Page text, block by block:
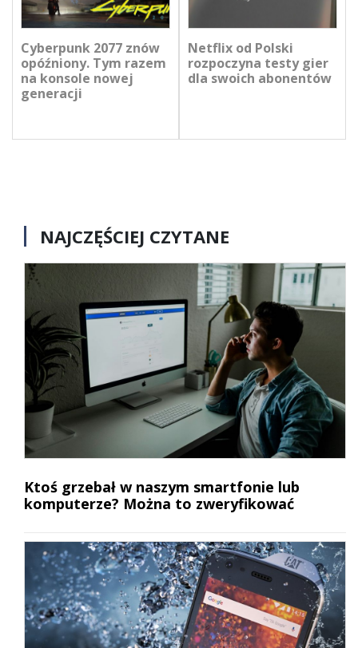
Cyberpunk 2077 znów
opóźniony. Tym razem
na konsole nowej
generacji
Netflix od Polski
rozpoczyna testy gier
dla swoich abonentów
NAJCZĘŚCIEJ CZYTANE
Ktoś grzebał w naszym smartfonie lub
komputerze? Można to zweryfikować